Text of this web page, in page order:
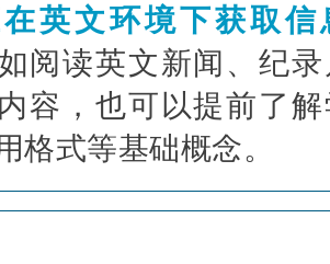
英文环境下获取信
如阅读英文新闻、纪
容，也可以提前了
格式等基础概念。